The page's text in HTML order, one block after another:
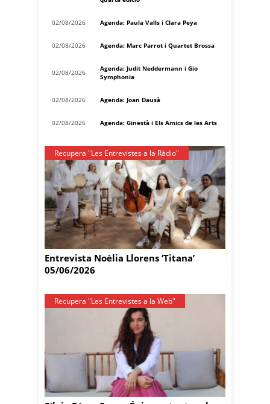
02/08/2026 Agenda: Paula Valls i Clara Peya
02/08/2026 Agenda: Marc Parrot i Quartet Brossa
02/08/2026
Agenda: Judit Neddermann i Gio
Symphonia
02/08/2026 Agenda: Joan Dausà
02/08/2026 Agenda: Ginestà i Els Amics de les Arts
Recupera "Les Entrevistes a la Ràdio"
Entrevista Noèlia Llorens ‘Titana’
05/06/2026
Recupera "Les Entrevistes a la Web"